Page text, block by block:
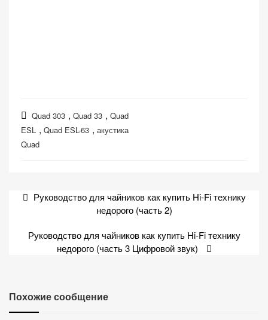
Quad 303 , Quad 33 , Quad
ESL , Quad ESL-63 , акустика
Quad
Навигация
записям
Руководство для чайников как купить Hi-Fi технику
недорого (часть 2)
Руководство для чайников как купить Hi-Fi технику
недорого (часть 3 Цифровой звук)
Похожие сообщение